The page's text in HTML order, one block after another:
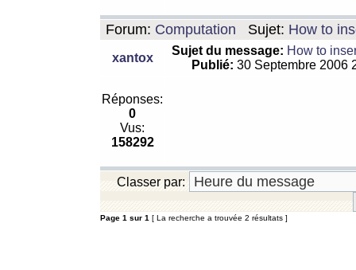
Forum: Computation Sujet: How to
xantox
Sujet du message: How to
Publié: 30 Septembre 2006
Réponses:
0
Vus:
158292
Classer par:
Page 1 sur 1 [ La recherche a trouvée 2 résultats ]